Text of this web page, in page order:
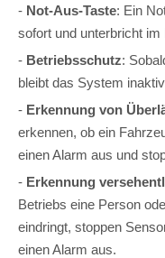
- Not-Aus-Taste: Ein
sofort und unterbricht
- Betriebsschutz:
bleibt das System
- Erkennung von
erkennen, ob ein
einen Alarm aus und
- Erkennung
Betriebs eine Person
eindringt, stoppen
einen Alarm aus.